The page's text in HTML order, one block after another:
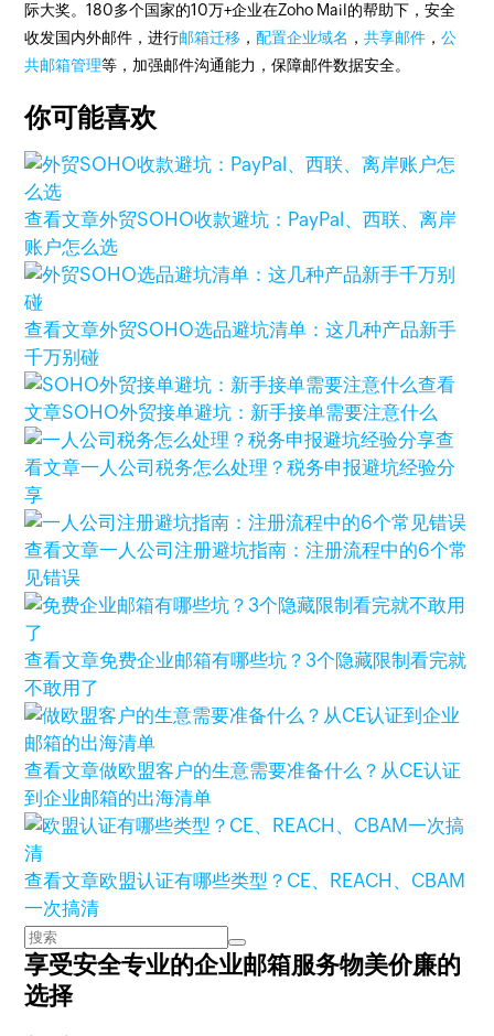
际大奖。180多个国家的10万+企业在Zoho Mail的帮助下，安全
收发国内外邮件，进行邮箱迁移 ，配置企业域名 ，共享邮件 ，公
共邮箱管理等，加强邮件沟通能力，保障邮件数据安全。
你可能喜欢
查看文章外贸SOHO收款避坑：PayPal、西联、离岸
账户怎么选
查看文章外贸SOHO选品避坑清单：这几种产品新手
千万别碰
查看
文章SOHO外贸接单避坑：新手接单需要注意什么
查
看文章一人公司税务怎么处理？税务申报避坑经验分
享
查看文章一人公司注册避坑指南：注册流程中的6个常
见错误
查看文章免费企业邮箱有哪些坑？3个隐藏限制看完就
不敢用了
查看文章做欧盟客户的生意需要准备什么？从CE认证
到企业邮箱的出海清单
查看文章欧盟认证有哪些类型？CE、REACH、CBAM
一次搞清
享受安全专业的企业邮箱服务物美价廉的
选择